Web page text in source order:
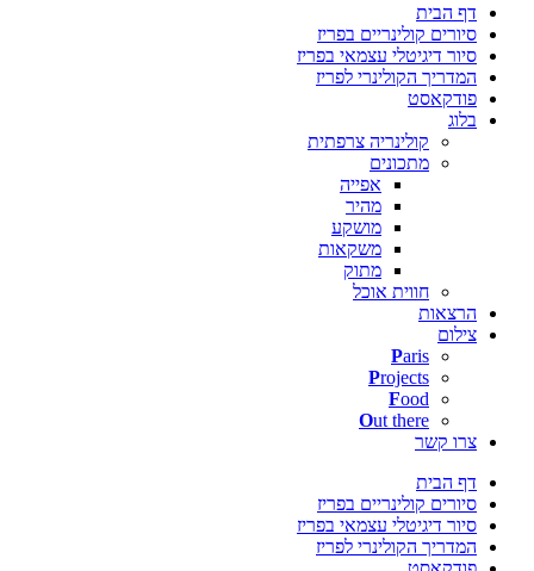
דף הבית
סיורים קולינריים בפריז
סיור דיגיטלי עצמאי בפריז
המדריך הקולינרי לפריז
פודקאסט
בלוג
קולינריה צרפתית
מתכונים
אפייה
מהיר
מושקע
משקאות
מתוק
חווית אוכל
הרצאות
צילום
Paris
Projects
Food
Out there
צרו קשר
דף הבית
סיורים קולינריים בפריז
סיור דיגיטלי עצמאי בפריז
המדריך הקולינרי לפריז